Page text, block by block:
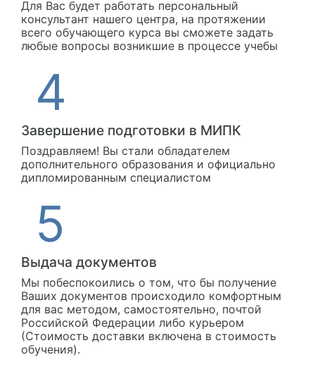
Для Вас будет работать персональный
консультант нашего центра, на протяжении
всего обучающего курса вы сможете задать
любые вопросы возникшие в процессе учебы
Завершение подготовки в МИПК
Поздравляем! Вы стали обладателем
дополнительного образования и официально
дипломированным специалистом
Выдача документов
Мы побеспокоились о том, что бы получение
Ваших документов происходило комфортным
для вас методом, самостоятельно, почтой
Российской Федерации либо курьером
(Стоимость доставки включена в стоимость
обучения).